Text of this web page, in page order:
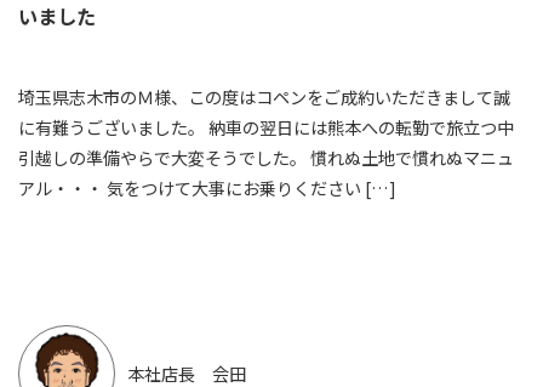
いました
埼玉県志木市のＭ様、この度はコペンをご成約いただきまして誠
に有難うございました。 納車の翌日には熊本への転勤で旅立つ中
引越しの準備やらで大変そうでした。 慣れぬ土地で慣れぬマニュ
アル・・・ 気をつけて大事にお乗りください […]
本社店長 会田